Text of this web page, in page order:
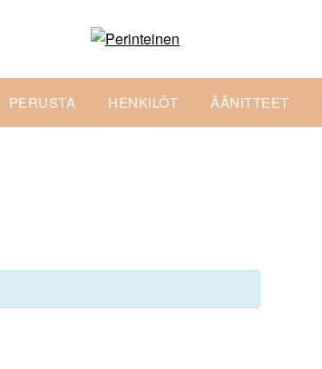
PERUSTA HENKILÖT ÄÄNITTEET